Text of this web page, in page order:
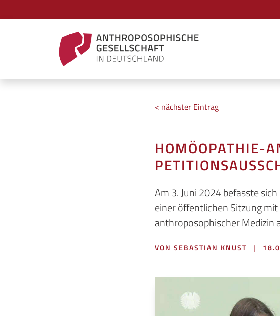
< nächster Eintrag
HOMÖOPATHIE-
Am 3. Juni 2024 befasste
einer öffentlichen Sitzung
anthroposophischer Medizin
VON SEBASTIAN KNUST |